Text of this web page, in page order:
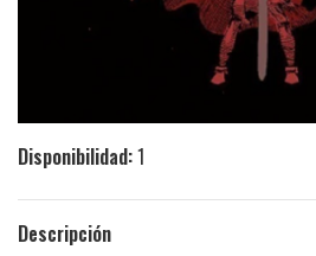
Disponibilidad:1
Descripción